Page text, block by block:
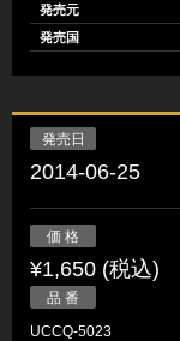
発売元
発売国
発売日
2014-06-25
価 格
¥1,650 (税込)
品 番
UCCQ-5023